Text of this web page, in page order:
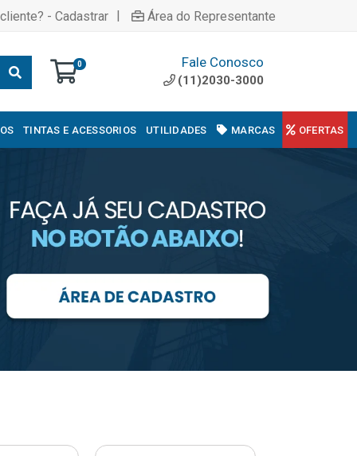
- Cadastrar | Área do Representante
0 Fale Conosco
(11)2030-3000
TINTAS E ACESSORIOS UTILIDADES MARCAS OFERTAS